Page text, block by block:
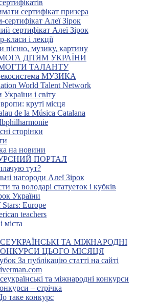
сертифікат призера
Алеї Зірок
сертифікат Алеї Зірок
класи і лекції
пісню, музику, картину
ДІТЯМ УКРАЇНИ
ТАЛАНТУ
екосистема МУЗИКА
World Talent Network
і світу
круті місця
de la Música Catalana
сторінки
на новини
ПОРТАЛ
тут?
нагороди Алеї Зірок
та володарі статуеток і кубків
України
Europe
teachers
міста
ТА МІЖНАРОДНІ
ЦЬОГО МІСЯЦЯ
За публікацію статті на сайті
та міжнародні конкурси
– стрічка
таке конкурс